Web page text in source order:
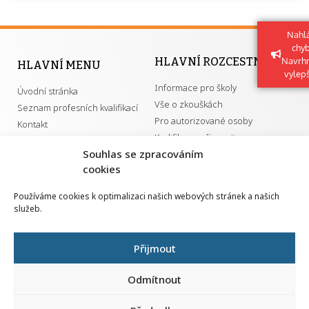
Souhlas se zpracováním
cookies
Používáme cookies k optimalizaci našich webových stránek a našich
služeb.
Přijmout
Odmítnout
HLAVNÍ MENU
Úvodní stránka
Seznam profesních kvalifikací
Kontakt
HLAVNÍ ROZCESTNÍK
Informace pro školy
Vše o zkouškách
Pro autorizované osoby
Kvalifikace a živnosti
GDPR
Národní pedagogický institut ČR
Senovážné náměstí 25
110 00 Praha 1